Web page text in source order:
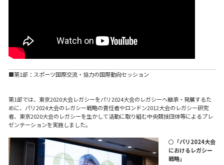
■第1部：スポーツ国際交流・協力の国際動向セッション
第1部では、東京2020大会レガシーをパリ2024大会のレガシーへ継承・発展するた
めに、パリ2024大会のレガシー戦略の責任者やロンドン2012大会のレガシー研究
者、東京2020大会のレガシーを生かして活動に取り組む中央競技団体等によるプレ
ゼンテーションを実施しました。
〇 「パリ2024大会
におけるレガシー
戦略」